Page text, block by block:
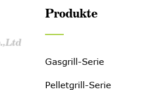
Produkte
Gasgrill-Serie
Pelletgrill-Serie